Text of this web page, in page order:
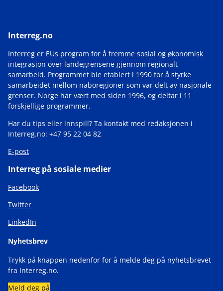
Interreg.no
Interreg er EUs program for å fremme sosial og økonomisk
integrasjon over landegrensene gjennom regionalt
samarbeid. Programmet ble etablert i 1990 for å styrke
samarbeidet mellom naboregioner som var delt av nasjonale
grenser. Norge har vært med siden 1996, og deltar i 11
forskjellige programmer.
Har du tips eller innspill? Ta kontakt med redaksjonen i
Interreg.no: +47 95 22 04 82
E-post
Interreg på sosiale medier
Facebook
Twitter
LinkedIn
Nyhetsbrev
Trykk på knappen nedenfor for å melde deg på nyhetsbrevet
fra Interreg.no.
Meld deg på